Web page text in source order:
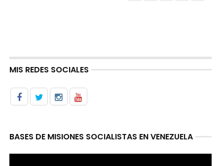
MIS REDES SOCIALES
BASES DE MISIONES SOCIALISTAS EN VENEZUELA